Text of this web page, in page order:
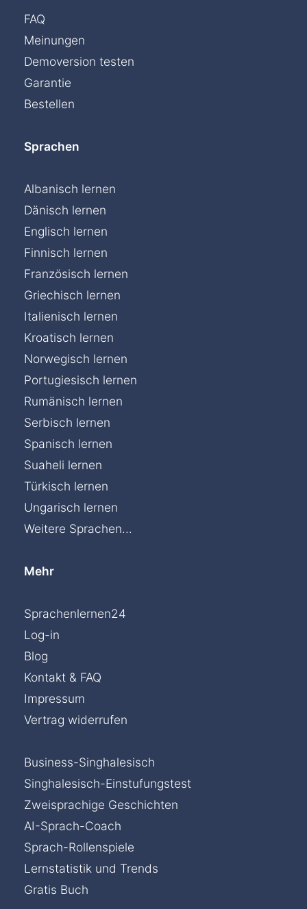
FAQ
Meinungen
Demoversion testen
Garantie
Bestellen
Sprachen
Albanisch lernen
Dänisch lernen
Englisch lernen
Finnisch lernen
Französisch lernen
Griechisch lernen
Italienisch lernen
Kroatisch lernen
Norwegisch lernen
Portugiesisch lernen
Rumänisch lernen
Serbisch lernen
Spanisch lernen
Suaheli lernen
Türkisch lernen
Ungarisch lernen
Weitere Sprachen...
Mehr
Sprachenlernen24
Log-in
Blog
Kontakt & FAQ
Impressum
Vertrag widerrufen
Business-Singhalesisch
Singhalesisch-Einstufungstest
Zweisprachige Geschichten
AI-Sprach-Coach
Sprach-Rollenspiele
Lernstatistik und Trends
Gratis Buch